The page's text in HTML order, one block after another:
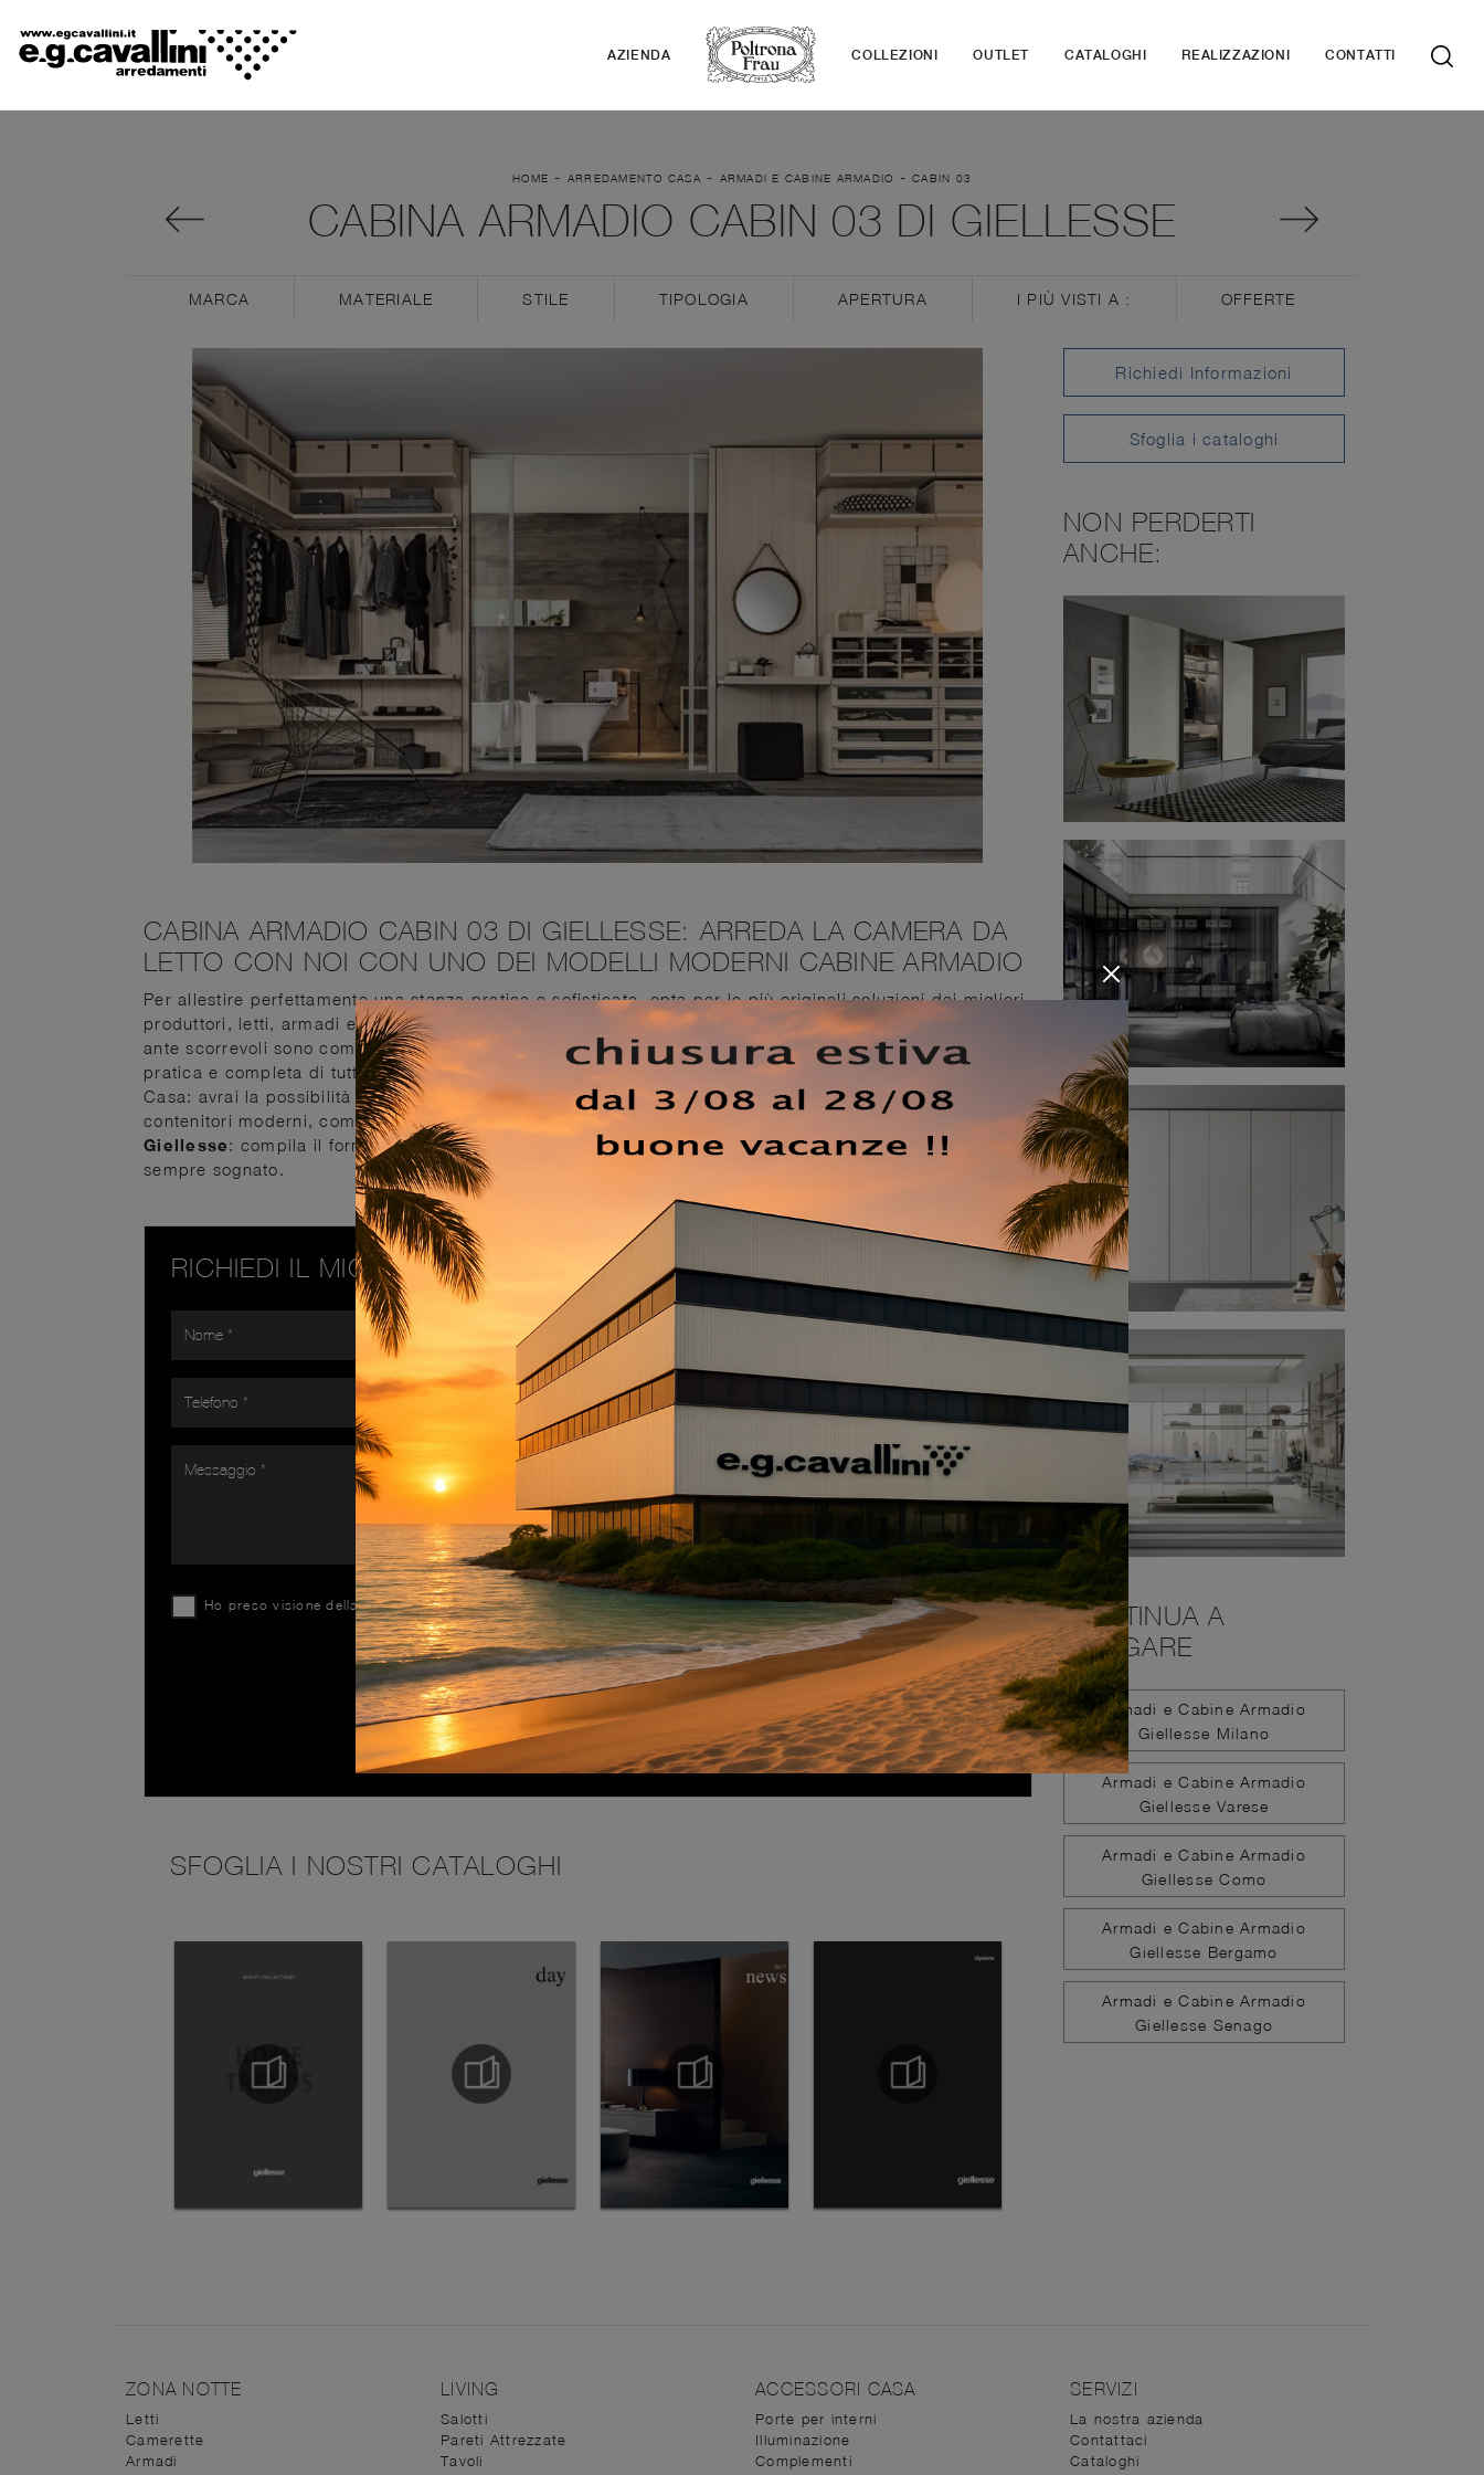
AZIENDA COLLEZIONI OUTLET CATALOGHI REALIZZAZIONI CONTATTI
HOME - ARREDAMENTO CASA - ARMADI E CABINE ARMADIO - CABIN 03
CABINA ARMADIO CABIN 03 DI GIELLESSE
MARCA MATERIALE STILE TIPOLOGIA APERTURA I PIÙ VISTI A : OFFERTE
CABINA ARMADIO CABIN 03 DI GIELLESSE: ARREDA LA CAMERA DA
LETTO CON NOI CON UNO DEI MODELLI MODERNI CABINE ARMADIO
Per allestire perfettamente una stanza pratica e sofisticata, opta per le più originali soluzioni dei migliori
produttori, letti, armadi e comodini di elevata qualità. Gli Armadi e Cabine Armadio cabine armadio con
ante scorrevoli sono componenti irrinunciabili nella camera da letto, per renderla arredata al meglio,
pratica e completa di tutto. Contattaci e ottieni informazioni sulla nostra collezione di Arredamento
Casa: avrai la possibilità di ultimare la zona notte potendo usufruire di una ampia disponibilità di
contenitori moderni, come l'armadio in melaminico nella fotografia.
Giellesse: compila il form per ricevere info di ogni sorta e consigli per allestire la camera che hai
sempre sognato.
RICHIEDI IL MIGLIOR PREZZO
Ho preso visione dellaPrivacy Policy
INVIA
SFOGLIA I NOSTRI CATALOGHI
Richiedi Informazioni
Sfoglia i cataloghi
NON PERDERTI
ANCHE:
CONTINUA A
NAVIGARE
Armadi e Cabine Armadio
Giellesse Milano
Armadi e Cabine Armadio
Giellesse Varese
Armadi e Cabine Armadio
Giellesse Como
Armadi e Cabine Armadio
Giellesse Bergamo
Armadi e Cabine Armadio
Giellesse Senago
ZONA NOTTE
Letti
Camerette
Armadi
LIVING
Salotti
Pareti Attrezzate
Tavoli
ACCESSORI CASA
Porte per interni
Illuminazione
Complementi
SERVIZI
La nostra azienda
Contattaci
Cataloghi